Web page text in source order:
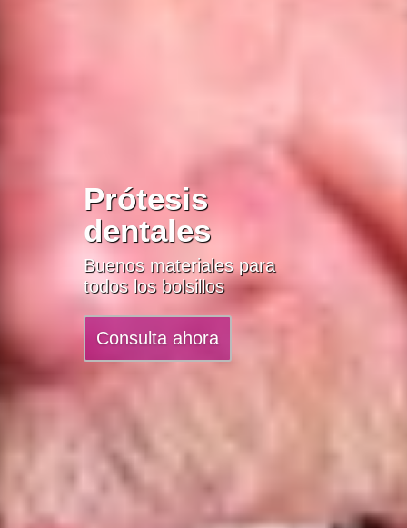
Prótesis
dentales
Buenos materiales para
todos los bolsillos
Consulta ahora